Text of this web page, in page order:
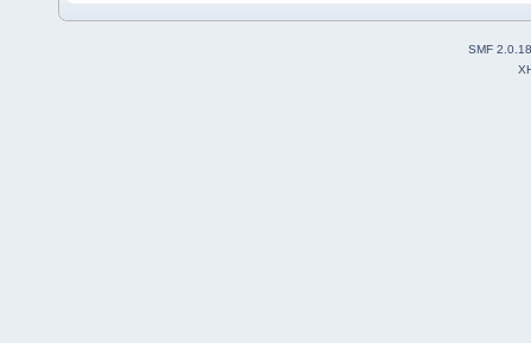
SMF 2.0.18